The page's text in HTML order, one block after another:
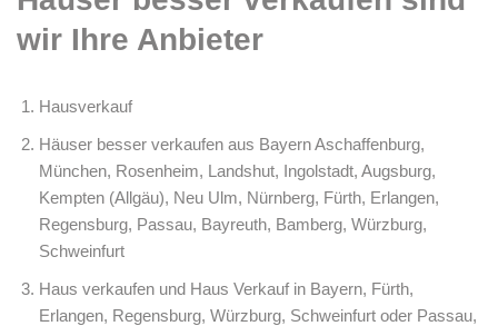
wir Ihre Anbieter
Hausverkauf
Häuser besser verkaufen aus Bayern Aschaffenburg,
München, Rosenheim, Landshut, Ingolstadt, Augsburg,
Kempten (Allgäu), Neu Ulm, Nürnberg, Fürth, Erlangen,
Regensburg, Passau, Bayreuth, Bamberg, Würzburg,
Schweinfurt
Haus verkaufen und Haus Verkauf in Bayern, Fürth,
Erlangen, Regensburg, Würzburg, Schweinfurt oder Passau,